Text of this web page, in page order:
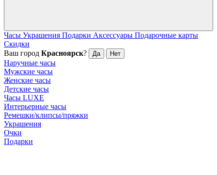
Часы Украшения Подарки Аксессуары Подарочные карты
Скидки
Ваш город Красноярск? Да Нет
Наручные часы
Мужские часы
Женские часы
Детские часы
Часы LUXE
Интерьерные часы
Ремешки/клипсы/пряжки
Украшения
Очки
Подарки